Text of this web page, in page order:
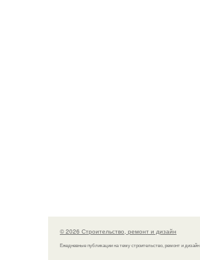
© 2026 Строительство, ремонт и дизайн
Ежедневные публикации на тему строительство, ремонт и дизайн